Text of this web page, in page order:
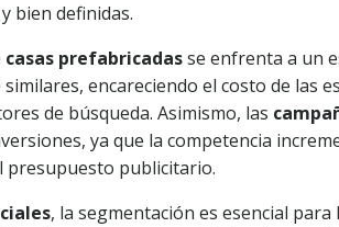
bien definidas.
casas prefabricadasse enfrenta a un
encareciendo el costo de las
de búsqueda. Asimismo, las
ya que la competencia
presupuesto publicitario.
, la segmentación es esencial